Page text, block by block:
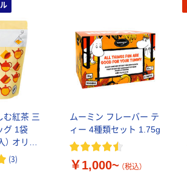
む紅茶 三
グ 1袋
オリジ
(3)
ムーミン フレーバー テ
ィー 4種類セット 1.75g
￥1,000~ （税込）